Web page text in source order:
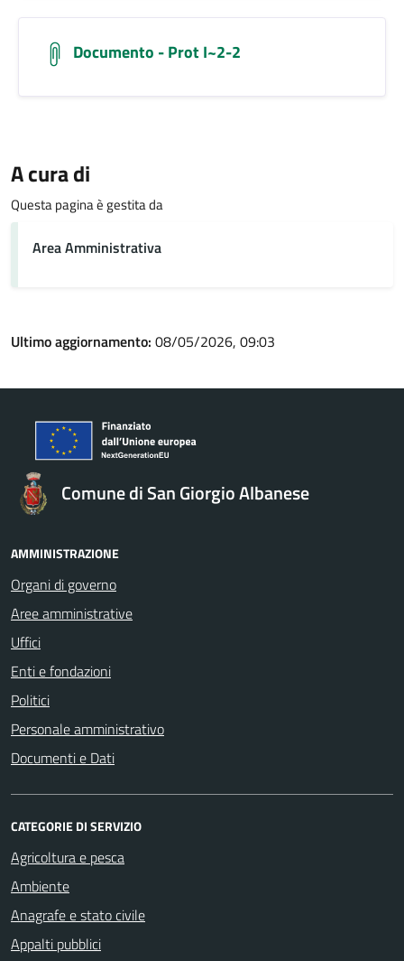
Documento - Prot I~2-2
A cura di
Questa pagina è gestita da
Area Amministrativa
Ultimo aggiornamento: 08/05/2026, 09:03
Comune di San Giorgio Albanese
AMMINISTRAZIONE
Organi di governo
Aree amministrative
Uffici
Enti e fondazioni
Politici
Personale amministrativo
Documenti e Dati
CATEGORIE DI SERVIZIO
Agricoltura e pesca
Ambiente
Anagrafe e stato civile
Appalti pubblici